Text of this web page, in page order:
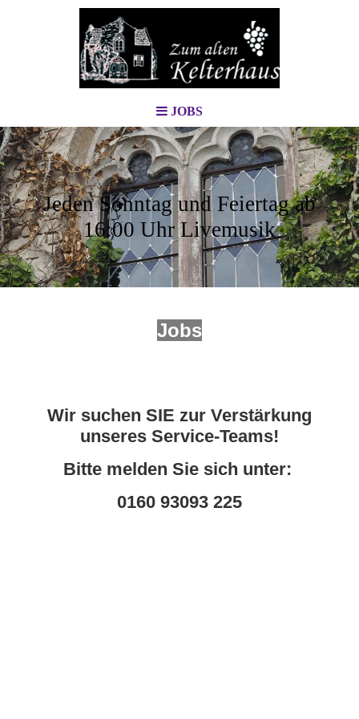
JOBS
Jeden Sonntag und Feiertag ab
16:00 Uhr Livemusik
Jobs
Wir suchen SIE zur Verstärkung
unseres Service-Teams!
Bitte melden Sie sich unter:
0160 93093 225